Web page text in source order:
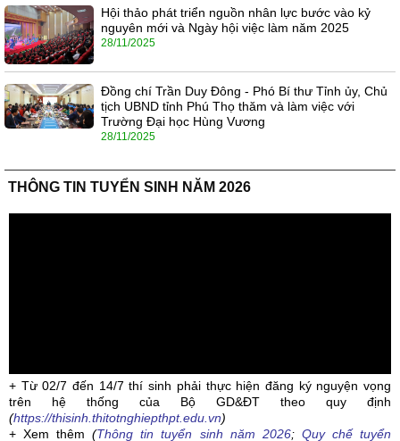
Hội thảo phát triển nguồn nhân lực bước vào kỷ
nguyên mới và Ngày hội việc làm năm 2025
28/11/2025
Đồng chí Trần Duy Đông - Phó Bí thư Tỉnh ủy, Chủ
tịch UBND tỉnh Phú Thọ thăm và làm việc với
Trường Đại học Hùng Vương
28/11/2025
THÔNG TIN TUYỂN SINH NĂM 2026
+ Từ 02/7 đến 14/7 thí sinh phải thực hiện đăng ký nguyện vọng
trên hệ thống của Bộ GD&ĐT theo quy định
(https://thisinh.thitotnghiepthpt.edu.vn)
+ Xem thêm(Thông tin tuyển sinh năm 2026; Quy chế tuyển